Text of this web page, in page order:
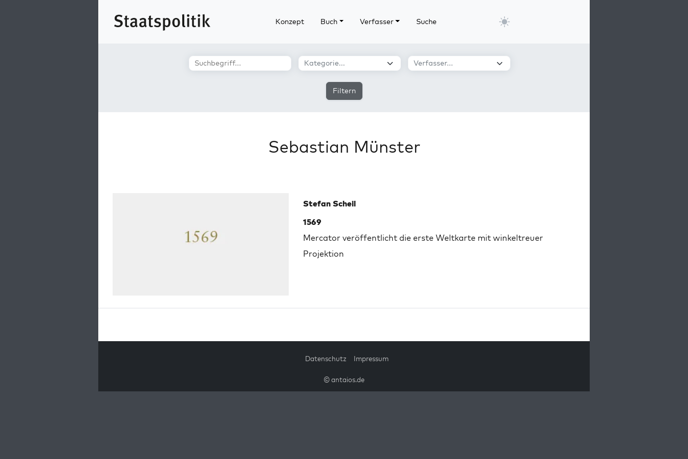
Konzept Buch Verfasser Suche
Filtern
Sebastian Münster
Stefan Scheil
1569
Mercator veröffentlicht die erste Weltkarte mit winkeltreuer
Projektion
Datenschutz Impressum
© antaios.de